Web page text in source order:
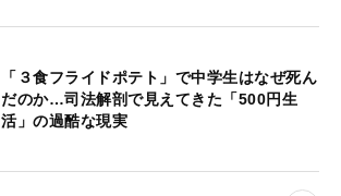
「３食フライドポテト」で中学生はなぜ死ん
だのか…司法解剖で見えてきた「500円生
活」の過酷な現実